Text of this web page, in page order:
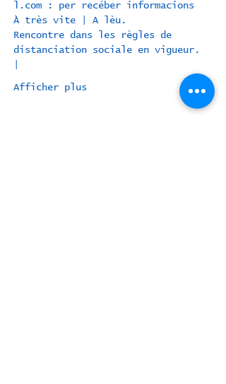
l.com : per recéber informacions
À très vite | A lèu.
Rencontre dans les règles de
distanciation sociale en vigueur.
Afficher plus